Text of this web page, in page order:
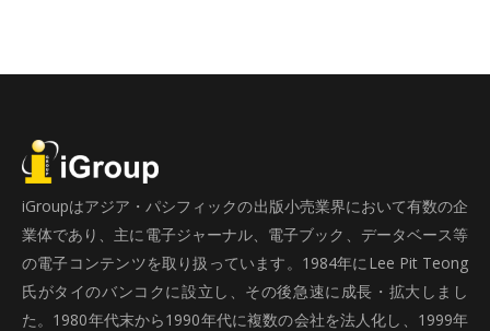
iGroupはアジア・パシフィックの出版小売業界において有数の企
業体であり、主に電子ジャーナル、電子ブック、データベース等
の電子コンテンツを取り扱っています。1984年にLee Pit Teong
氏がタイのバンコクに設立し、その後急速に成長・拡大しまし
た。1980年代末から1990年代に複数の会社を法人化し、1999年